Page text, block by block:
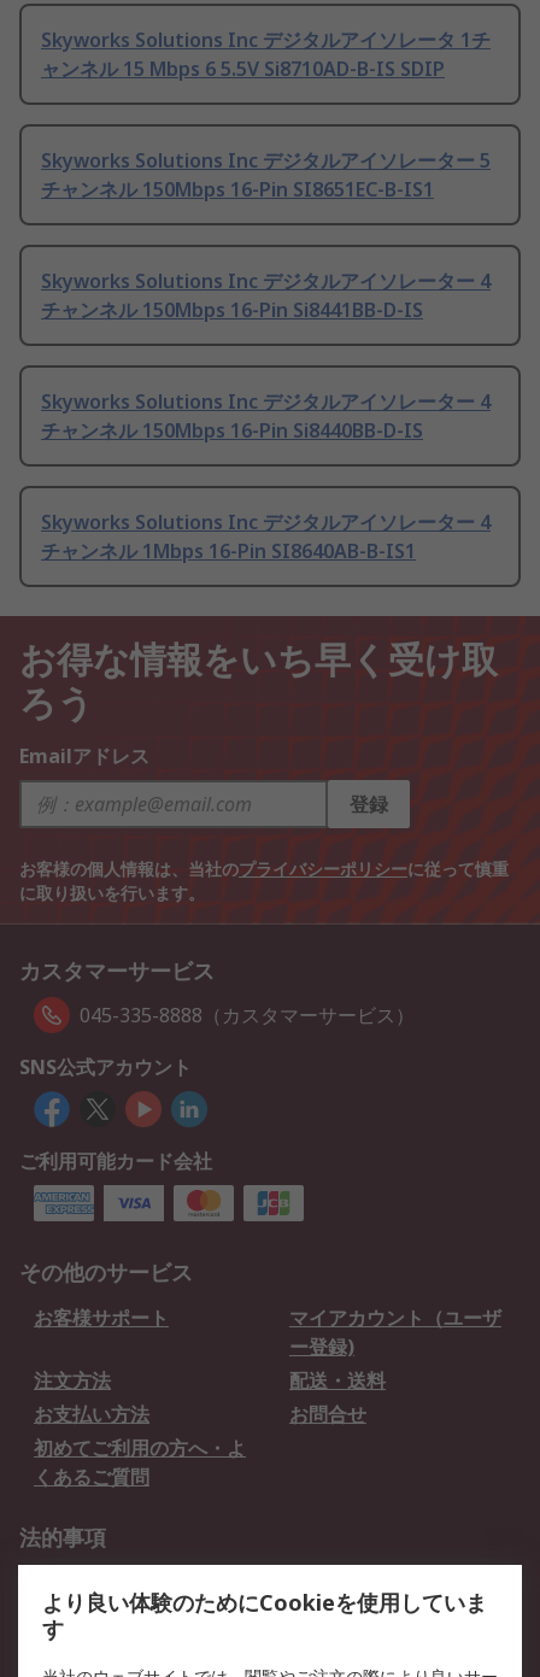
Skyworks Solutions Inc デジタルアイソレータ 1チ
ャンネル 15 Mbps 6 5.5V Si8710AD-B-IS SDIP
Skyworks Solutions Inc デジタルアイソレーター 5
チャンネル 150Mbps 16-Pin SI8651EC-B-IS1
Skyworks Solutions Inc デジタルアイソレーター 4
チャンネル 150Mbps 16-Pin Si8441BB-D-IS
Skyworks Solutions Inc デジタルアイソレーター 4
チャンネル 150Mbps 16-Pin Si8440BB-D-IS
Skyworks Solutions Inc デジタルアイソレーター 4
チャンネル 1Mbps 16-Pin SI8640AB-B-IS1
お得な情報をいち早く受け取
ろう
Emailアドレス
登録
お客様の個人情報は、当社のプライバシーポリシーに従って慎重
に取り扱いを行います。
カスタマーサービス
045-335-8888（カスタマーサービス）
SNS公式アカウント
ご利用可能カード会社
その他のサービス
お客様サポート
マイアカウント（ユーザ
ー登録)
注文方法
配送・送料
お支払い方法
お問合せ
初めてご利用の方へ・よ
くあるご質問
法的事項
クッキーポリシー
より良い体験のためにCookieを使用していま
す